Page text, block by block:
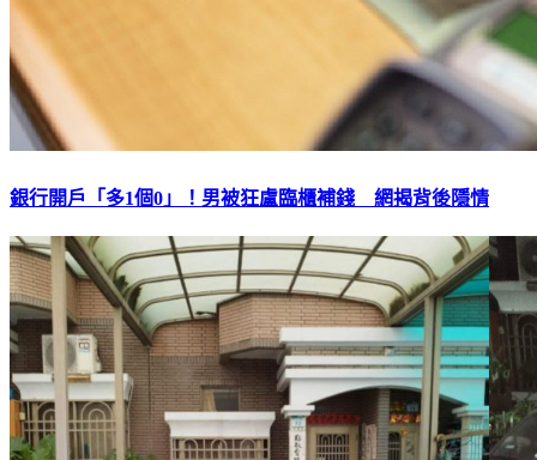
銀行開戶「多1個0」！男被狂盧臨櫃補錢 網揭背後隱情